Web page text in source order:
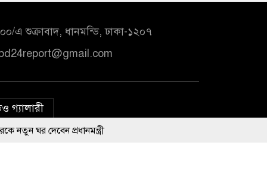
এ শুক্রাবাদ, ধানমন্ডি, ঢাকা-১২০৭
গ্যালারী
প্রধানমন্ত্রী